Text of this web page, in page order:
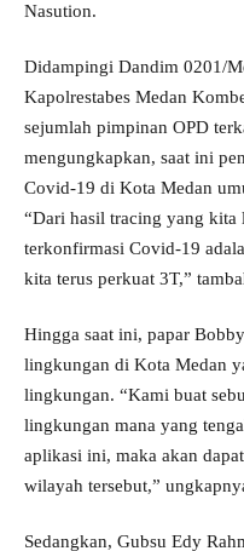
Nasution.
Didampingi Dandim 0201/
Kapolrestabes Medan
sejumlah pimpinan OPD
mengungkapkan, saat ini
Covid-19 di Kota Medan
“Dari hasil tracing yang
terkonfirmasi Covid-19
kita terus perkuat 3T,”
Hingga saat ini, papar
lingkungan di Kota Medan
lingkungan. “Kami buat
lingkungan mana yang
aplikasi ini, maka akan
wilayah tersebut,”
Sedangkan, Gubsu Edy